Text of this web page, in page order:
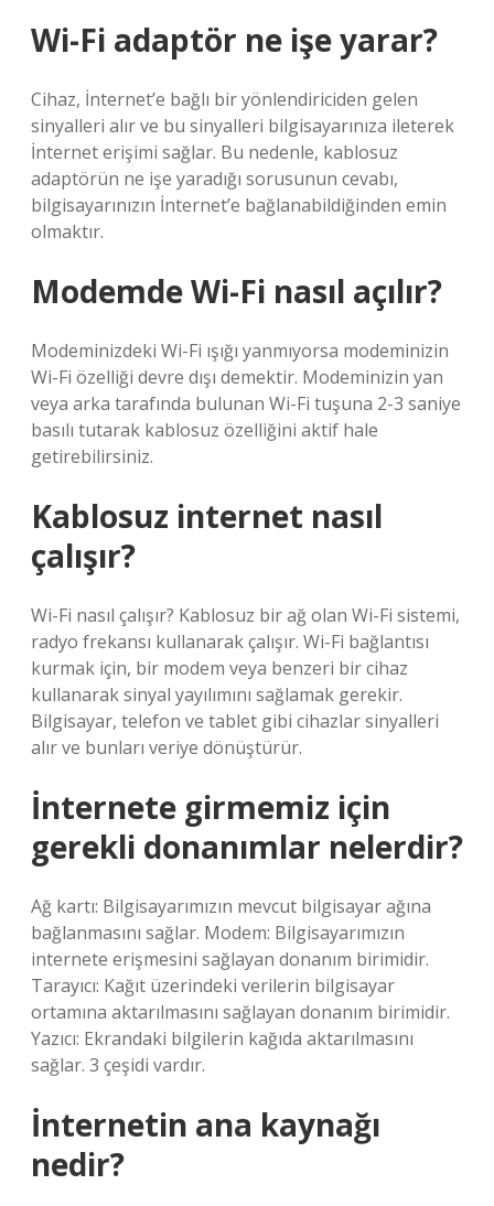
Wi-Fi adaptör ne işe yarar?
Cihaz, İnternet’e bağlı bir yönlendiriciden gelen
sinyalleri alır ve bu sinyalleri bilgisayarınıza ileterek
İnternet erişimi sağlar. Bu nedenle, kablosuz
adaptörün ne işe yaradığı sorusunun cevabı,
bilgisayarınızın İnternet’e bağlanabildiğinden emin
olmaktır.
Modemde Wi-Fi nasıl açılır?
Modeminizdeki Wi-Fi ışığı yanmıyorsa modeminizin
Wi-Fi özelliği devre dışı demektir. Modeminizin yan
veya arka tarafında bulunan Wi-Fi tuşuna 2-3 saniye
basılı tutarak kablosuz özelliğini aktif hale
getirebilirsiniz.
Kablosuz internet nasıl
çalışır?
Wi-Fi nasıl çalışır? Kablosuz bir ağ olan Wi-Fi sistemi,
radyo frekansı kullanarak çalışır. Wi-Fi bağlantısı
kurmak için, bir modem veya benzeri bir cihaz
kullanarak sinyal yayılımını sağlamak gerekir.
Bilgisayar, telefon ve tablet gibi cihazlar sinyalleri
alır ve bunları veriye dönüştürür.
İnternete girmemiz için
gerekli donanımlar nelerdir?
Ağ kartı: Bilgisayarımızın mevcut bilgisayar ağına
bağlanmasını sağlar. Modem: Bilgisayarımızın
internete erişmesini sağlayan donanım birimidir.
Tarayıcı: Kağıt üzerindeki verilerin bilgisayar
ortamına aktarılmasını sağlayan donanım birimidir.
Yazıcı: Ekrandaki bilgilerin kağıda aktarılmasını
sağlar. 3 çeşidi vardır.
İnternetin ana kaynağı
nedir?